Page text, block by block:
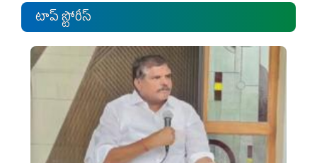
టాప్ స్టోరీస్